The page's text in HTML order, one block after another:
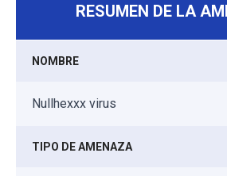
RESUMEN DE LA
NOMBRE
Nullhexxx virus
TIPO DE AMENAZA